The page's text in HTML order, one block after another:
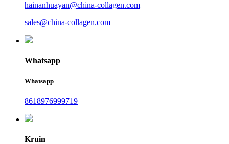
hainanhuayan@china-collagen.com
sales@china-collagen.com
Whatsapp
Whatsapp
8618976999719
Kruin